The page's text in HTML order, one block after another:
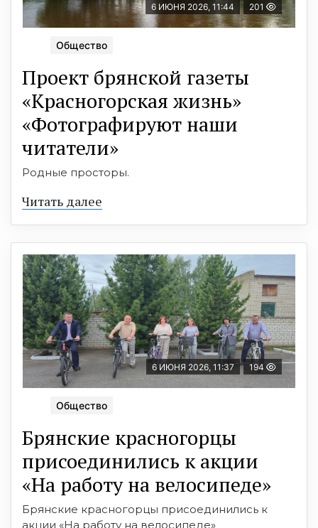
6 ИЮНЯ 2026, 11:44 201
Общество
Проект брянской газеты
«Красногорская жизнь»
«Фотографируют наши
читатели»
Родные просторы.
Читать далее
6 ИЮНЯ 2026, 11:37 194
Общество
Брянские красногорцы
присоединились к акции
«На работу на велосипеде»
Брянские красногорцы присоединились к
акции «На работу на велосипеде»